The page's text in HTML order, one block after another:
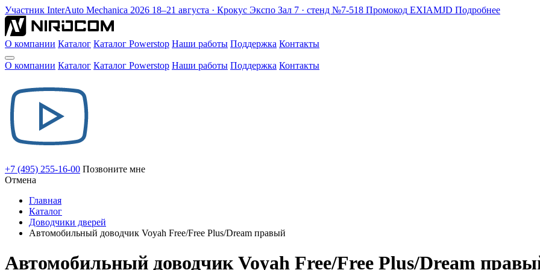
Участник InterAuto Mechanica 2026 18–21 августа · Крокус Экспо Зал 7 · стенд №7-518 Промокод EXIAMJD Подробнее
О компании Каталог Каталог Powerstop Наши работы Поддержка Контакты
О компании Каталог Каталог Powerstop Наши работы Поддержка Контакты
+7 (495) 255-16-00 Позвоните мне
Отмена
Главная
Каталог
Доводчики дверей
Автомобильный доводчик Voyah Free/Free Plus/Dream правый
Автомобильный доводчик Voyah Free/Free Plus/Dream